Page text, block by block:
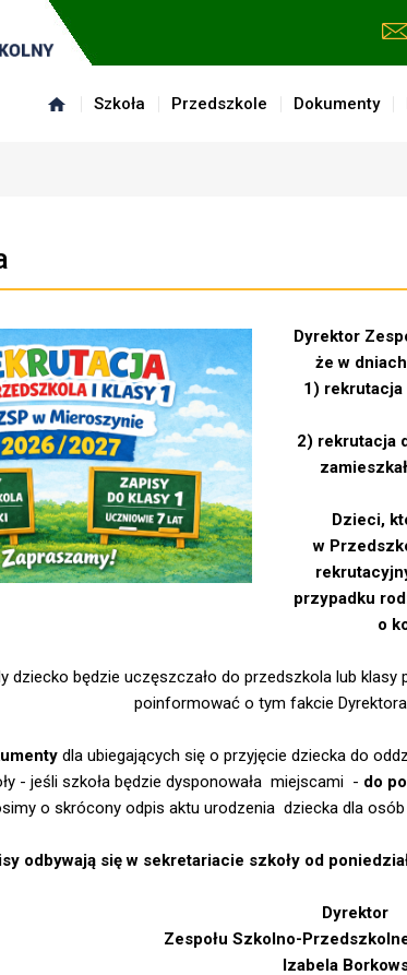
Szkoła Przedszkole Dokumenty
Dyrektor
że w
1) rekrutacja
2) rekrutacja
Dzieci,
w
przypadku
o
dziecko będzie uczęszczało do przedszkola lub
poinformować o tym fakcie
dla ubiegających się o przyjęcie dziecka do
- jeśli szkoła będzie dysponowała miejscami - do
o skrócony odpis aktu urodzenia dziecka dla
odbywają się w sekretariacie szkoły od
Dyrektor
Zespołu Szkolno-
Izabela